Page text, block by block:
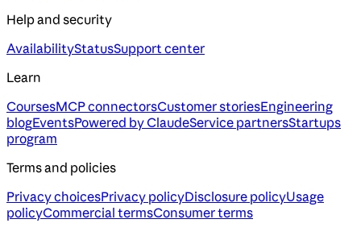
Help and security
AvailabilityStatusSupport center
Learn
CoursesMCP connectorsCustomer storiesEngineering
blogEventsPowered by ClaudeService partnersStartups
program
Terms and policies
Privacy choicesPrivacy policyDisclosure policyUsage
policyCommercial termsConsumer terms